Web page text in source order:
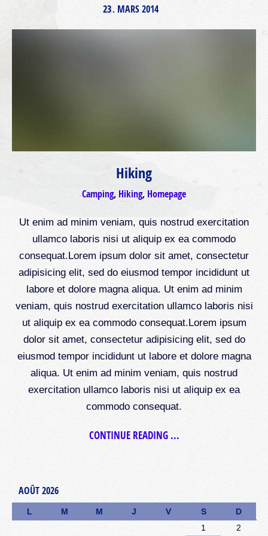
23. MARS2014
Hiking
Camping, Hiking, Homepage
Ut enim ad minim veniam, quis nostrud exercitation
ullamco laboris nisi ut aliquip ex ea commodo
consequat.Lorem ipsum dolor sit amet, consectetur
adipisicing elit, sed do eiusmod tempor incididunt ut
labore et dolore magna aliqua. Ut enim ad minim
veniam, quis nostrud exercitation ullamco laboris nisi
ut aliquip ex ea commodo consequat.Lorem ipsum
dolor sit amet, consectetur adipisicing elit, sed do
eiusmod tempor incididunt ut labore et dolore magna
aliqua. Ut enim ad minim veniam, quis nostrud
exercitation ullamco laboris nisi ut aliquip ex ea
commodo consequat.
CONTINUE READING ...
AOÛT 2026
L M M J V S
D
1
2